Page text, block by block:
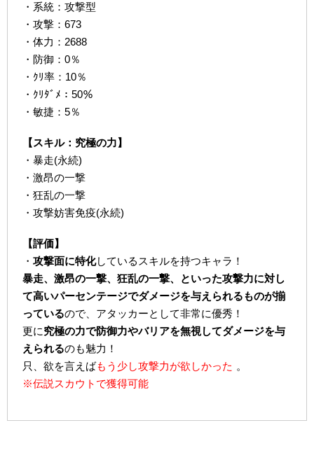
・系統：攻撃型
・攻撃：673
・体力：2688
・防御：0％
・ｸﾘ率：10％
・ｸﾘﾀﾞﾒ：50％
・敏捷：5％
【スキル：究極の力】
・暴走(永続)
・激昂の一撃
・狂乱の一撃
・攻撃妨害免疫(永続)
【評価】
・攻撃面に特化しているスキルを持つキャラ！
暴走、激昂の一撃、狂乱の一撃、といった攻撃力に対し
て高いパーセンテージでダメージを与えられるものが揃
っているので、アタッカーとして非常に優秀！
更に究極の力で防御力やバリアを無視してダメージを与
えられるのも魅力！
只、欲を言えばもう少し攻撃力が欲しかった 。
※伝説スカウトで獲得可能